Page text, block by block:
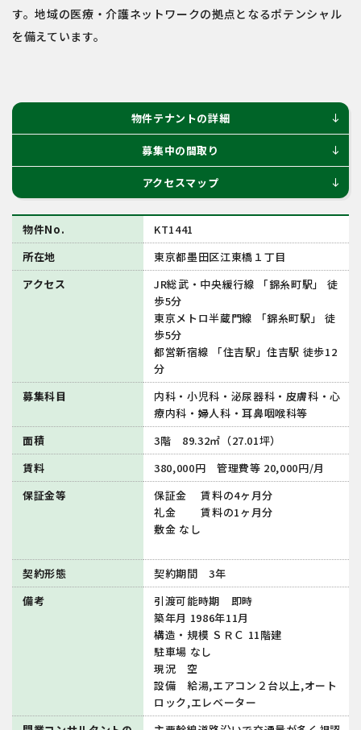
す。地域の医療・介護ネットワークの拠点となるポテンシャル
を備えています。
物件テナントの詳細 south
募集中の間取り south
アクセスマップ south
物件No.
KT1441
所在地
東京都墨⽥区江東橋１丁⽬
アクセス
JR総武・中央緩⾏線 「錦⽷町駅」 徒
歩5分
東京メトロ半蔵門線 「錦⽷町駅」 徒
歩5分
都営新宿線 「住吉駅」住吉駅 徒歩12
分
募集科目
内科・小児科・泌尿器科・皮膚科・心
療内科・婦人科・耳鼻咽喉科等
面積
3階 89.32㎡（27.01坪）
賃料
380,000円 管理費等 20,000円/⽉
保証金等
保証⾦ 賃料の4ヶ月分
礼⾦ 賃料の1ヶ⽉分
敷⾦ なし
契約形態
契約期間 3年
備考
引渡可能時期 即時
築年⽉ 1986年11⽉
構造・規模 ＳＲＣ 11階建
駐⾞場 なし
現況 空
設備 給湯,エアコン２台以上,オート
ロック,エレベーター